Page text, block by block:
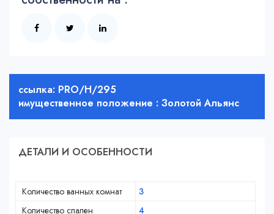
ссылка: PRO/H/295
имущественное положение : Золотой Альянс
ДЕТАЛИ И ОСОБЕННОСТИ
Количество ванных комнат
3
Количество спален
4